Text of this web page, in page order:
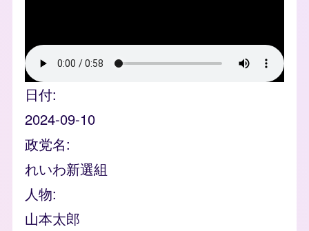
日付
2024-09-10
政党名
れいわ新選組
人物
山本太郎